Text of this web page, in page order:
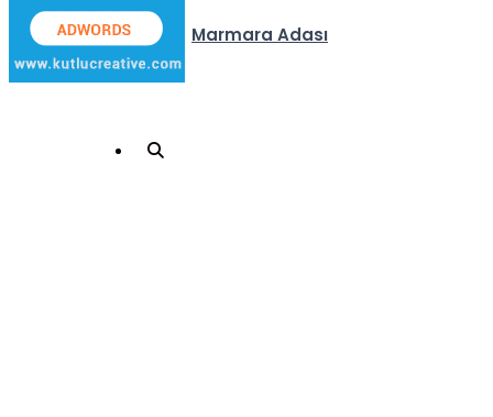
Marmara Adası